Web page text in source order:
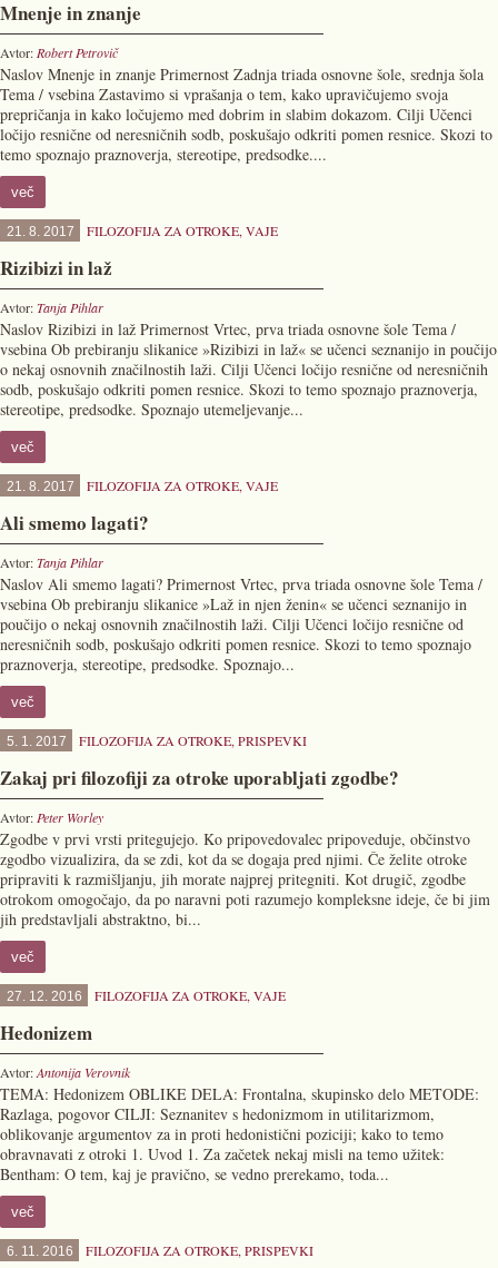
Mnenje in znanje
Avtor: Robert Petrovič
Naslov Mnenje in znanje Primernost Zadnja triada osnovne šole, srednja šola
Tema / vsebina Zastavimo si vprašanja o tem, kako upravičujemo svoja
prepričanja in kako ločujemo med dobrim in slabim dokazom. Cilji Učenci
ločijo resnične od neresničnih sodb, poskušajo odkriti pomen resnice. Skozi to
temo spoznajo praznoverja, stereotipe, predsodke....
več
21. 8. 2017 FILOZOFIJA ZA OTROKE, VAJE
Rizibizi in laž
Avtor:Tanja Pihlar
Naslov Rizibizi in laž Primernost Vrtec, prva triada osnovne šole Tema /
vsebina Ob prebiranju slikanice »Rizibizi in laž« se učenci seznanijo in poučijo
o nekaj osnovnih značilnostih laži. Cilji Učenci ločijo resnične od neresničnih
sodb, poskušajo odkriti pomen resnice. Skozi to temo spoznajo praznoverja,
stereotipe, predsodke. Spoznajo utemeljevanje...
več
21. 8. 2017 FILOZOFIJA ZA OTROKE, VAJE
Ali smemo lagati?
Avtor:Tanja Pihlar
Naslov Ali smemo lagati? Primernost Vrtec, prva triada osnovne šole Tema /
vsebina Ob prebiranju slikanice »Laž in njen ženin« se učenci seznanijo in
poučijo o nekaj osnovnih značilnostih laži. Cilji Učenci ločijo resnične od
neresničnih sodb, poskušajo odkriti pomen resnice. Skozi to temo spoznajo
praznoverja, stereotipe, predsodke. Spoznajo...
več
5. 1. 2017 FILOZOFIJA ZA OTROKE, PRISPEVKI
Zakaj pri filozofiji za otroke uporabljati zgodbe?
Avtor: Peter Worley
Zgodbe v prvi vrsti pritegujejo. Ko pripovedovalec pripoveduje, občinstvo
zgodbo vizualizira, da se zdi, kot da se dogaja pred njimi. Če želite otroke
pripraviti k razmišljanju, jih morate najprej pritegniti. Kot drugič, zgodbe
otrokom omogočajo, da po naravni poti razumejo kompleksne ideje, če bi jim
jih predstavljali abstraktno, bi...
več
27. 12. 2016 FILOZOFIJA ZA OTROKE, VAJE
Hedonizem
Avtor:Antonija Verovnik
TEMA: Hedonizem OBLIKE DELA: Frontalna, skupinsko delo METODE:
Razlaga, pogovor CILJI: Seznanitev s hedonizmom in utilitarizmom,
oblikovanje argumentov za in proti hedonistični poziciji; kako to temo
obravnavati z otroki 1. Uvod 1. Za začetek nekaj misli na temo užitek:
Bentham: O tem, kaj je pravično, se vedno prerekamo, toda...
več
6. 11. 2016 FILOZOFIJA ZA OTROKE, PRISPEVKI